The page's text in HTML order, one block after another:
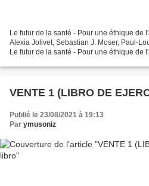
Le futur de la santé - Pour une éthique de
Alexia Jolivet, Sebastian J. Moser, Paul-
Le futur de la santé - Pour une éthique de
VENTE 1 (LIBRO DE
Publié le 23/08/2021 à 19:13
Par ymusoniz